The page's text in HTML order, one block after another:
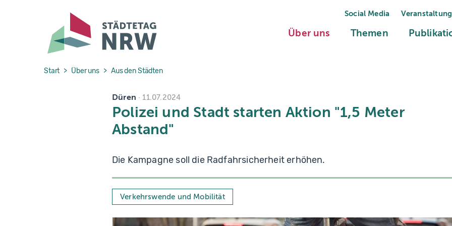
Social Media
Über uns (current)
Themen(current)
You are here:
Start Über uns Aus den Städten
Düren 11.07.2024
Polizei und Stadt starten Aktion "1,5 Meter
Abstand"
Die Kampagne soll die Radfahrsicherheit erhöhen.
Verkehrswende und Mobilität